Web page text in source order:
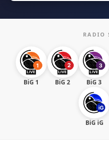
RADIO
BiG 1 BiG 2 BiG 3
BiG iG